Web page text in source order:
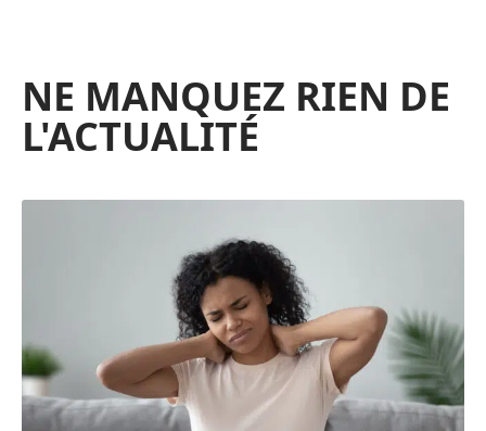
NE MANQUEZ RIEN DE
L'ACTUALITÉ